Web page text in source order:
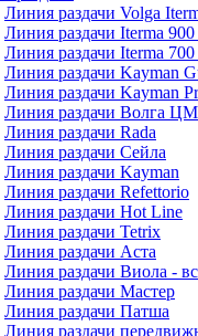
Линия раздачи Volga
Линия раздачи Iterma
Линия раздачи Iterma
Линия раздачи Kayman
Линия раздачи Kayman
Линия раздачи Волга
Линия раздачи Rada
Линия раздачи Сейла
Линия раздачи Kayman
Линия раздачи Refettorio
Линия раздачи Hot Line
Линия раздачи Tetrix
Линия раздачи Аста
Линия раздачи Виола -
Линия раздачи Мастер
Линия раздачи Патша
Линия раздачи